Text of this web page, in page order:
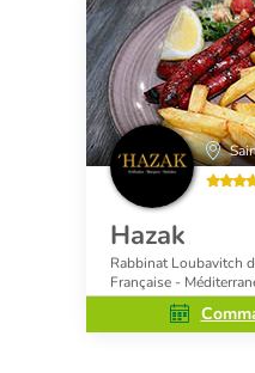
Hazak
Rabbinat Loubavitch
Française -